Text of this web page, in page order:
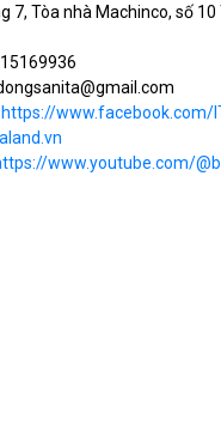
7, Tòa nhà Machinco, số 10
https://www.facebook.com/
www.youtube.com/